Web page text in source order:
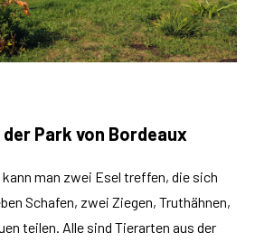
Park von Bordeaux
man zwei Esel treffen, die sich
Schafen, zwei Ziegen, Truthähnen,
teilen. Alle sind Tierarten aus der